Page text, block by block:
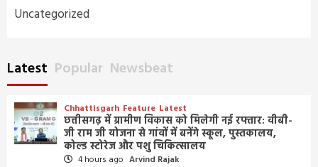
Uncategorized
Latest Popular Newsbeat
Chhattisgarh Feature Latest
छत्तीसगढ़ में ग्रामीण विकास को मिलेगी नई रफ्तार: वीबी-
जी राम जी योजना से गांवों में बनेंगे स्कूल, पुस्तकालय,
कोल्ड स्टोरेज और पशु चिकित्सालय
4 hours ago Arvind Rajak